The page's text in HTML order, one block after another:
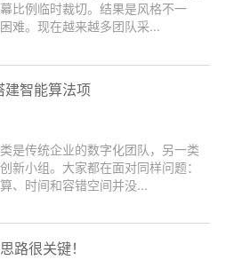
比例临时裁切。结果是风格不一
难。现在越来越多团队采...
建智能算法项
是传统企业的数字化团队，另一类
新小组。大家都在面对同样问题：
、时间和容错空间并没...
路很关键！